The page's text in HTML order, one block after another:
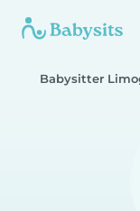
Babysitter